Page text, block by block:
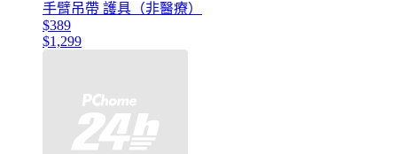
手臂吊帶 護具（非醫療）
$389
$1,299